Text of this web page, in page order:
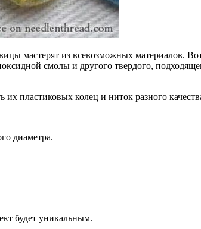
мастерят из всевозможных материалов.
смолы и другого твердого,
пластиковых колец и ниток разного
диаметра.
будет уникальным.